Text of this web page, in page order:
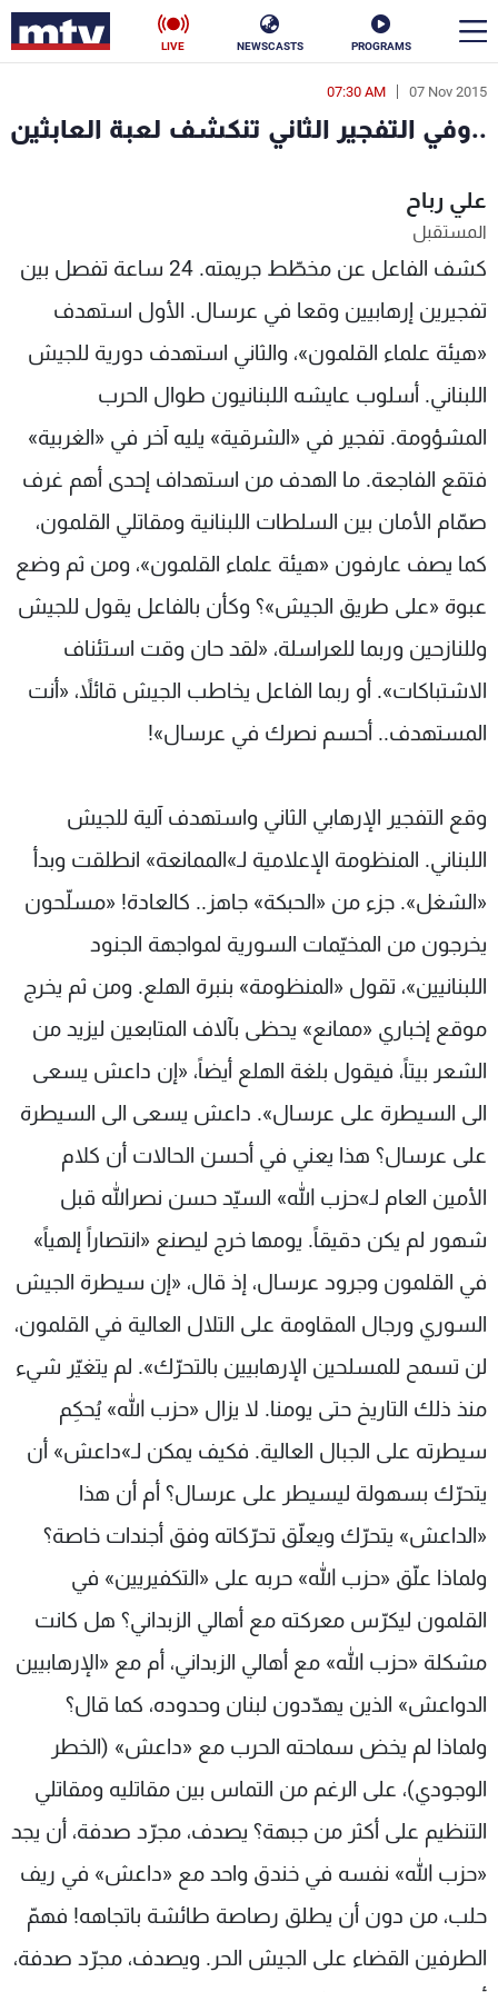
PROGRAMS
NEWSCASTS
LIVE
07 Nov 2015
07:30 AM
..وفي التفجير الثاني تنكشف لعبة العابثين
علي رباح
المستقبل
كشف الفاعل عن مخطّط جريمته. 24 ساعة تفصل بين
تفجيرين إرهابيين وقعا في عرسال. الأول استهدف
«هيئة علماء القلمون»، والثاني استهدف دورية للجيش
اللبناني. أسلوب عايشه اللبنانيون طوال الحرب
المشؤومة. تفجير في «الشرقية» يليه آخر في «الغربية»
فتقع الفاجعة. ما الهدف من استهداف إحدى أهم غرف
صمّام الأمان بين السلطات اللبنانية ومقاتلي القلمون،
كما يصف عارفون «هيئة علماء القلمون»، ومن ثم وضع
عبوة «على طريق الجيش»؟ وكأن بالفاعل يقول للجيش
وللنازحين وربما للعراسلة، «لقد حان وقت استئناف
الاشتباكات». أو ربما الفاعل يخاطب الجيش قائلاً، «أنت
المستهدف.. أحسم نصرك في عرسال»!
وقع التفجير الإرهابي الثاني واستهدف آلية للجيش
اللبناني. المنظومة الإعلامية لـ»الممانعة» انطلقت وبدأ
«الشغل». جزء من «الحبكة» جاهز.. كالعادة! «مسلّحون
يخرجون من المخيّمات السورية لمواجهة الجنود
اللبنانيين»، تقول «المنظومة» بنبرة الهلع. ومن ثم يخرج
موقع إخباري «ممانع» يحظى بآلاف المتابعين ليزيد من
الشعر بيتاً، فيقول بلغة الهلع أيضاً، «إن داعش يسعى
الى السيطرة على عرسال». داعش يسعى الى السيطرة
على عرسال؟ هذا يعني في أحسن الحالات أن كلام
الأمين العام لـ»حزب الله» السيّد حسن نصرالله قبل
شهور لم يكن دقيقاً. يومها خرج ليصنع «انتصاراً إلهياً»
في القلمون وجرود عرسال، إذ قال، «إن سيطرة الجيش
السوري ورجال المقاومة على التلال العالية في القلمون،
لن تسمح للمسلحين الإرهابيين بالتحرّك». لم يتغيّر شيء
منذ ذلك التاريخ حتى يومنا. لا يزال «حزب الله» يُحكِم
سيطرته على الجبال العالية. فكيف يمكن لـ»داعش» أن
يتحرّك بسهولة ليسيطر على عرسال؟ أم أن هذا
«الداعش» يتحرّك ويعلّق تحرّكاته وفق أجندات خاصة؟
ولماذا علّق «حزب الله» حربه على «التكفيريين» في
القلمون ليكرّس معركته مع أهالي الزبداني؟ هل كانت
مشكلة «حزب الله» مع أهالي الزبداني، أم مع «الإرهابيين
الدواعش» الذين يهدّدون لبنان وحدوده، كما قال؟
ولماذا لم يخض سماحته الحرب مع «داعش» (الخطر
الوجودي)، على الرغم من التماس بين مقاتليه ومقاتلي
التنظيم على أكثر من جبهة؟ يصدف، مجرّد صدفة، أن يجد
«حزب الله» نفسه في خندق واحد مع «داعش» في ريف
حلب، من دون أن يطلق رصاصة طائشة باتجاهه! فهمّ
الطرفين القضاء على الجيش الحر. ويصدف، مجرّد صدفة،
en
الأخبار
سياسة
إقتصاد
منوعات رياضة
كأس العالم
جدول البرامج
شاهد البرامج
الترددات
الإنـتـاج
وظائف
تواصل معنا
سياسة الخصوصية